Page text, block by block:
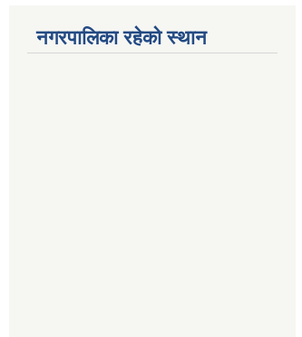
नगरपालिका रहेको स्थान